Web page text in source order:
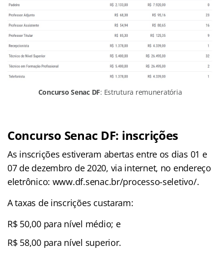
Concurso Senac DF: Estrutura remuneratória
Concurso Senac DF: inscrições
As inscrições estiveram abertas entre os dias 01 e
07 de dezembro de 2020, via internet, no endereço
eletrônico: www.df.senac.br/processo-seletivo/.
A taxas de inscrições custaram:
R$ 50,00 para nível médio; e
R$ 58,00 para nível superior.